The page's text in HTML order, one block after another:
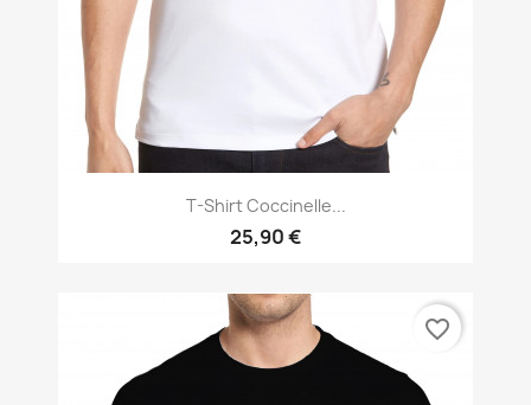
T-Shirt Coccinelle...
25,90 €
favorite_border